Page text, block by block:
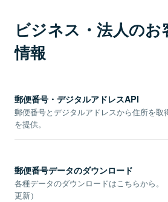
ビジネス・法人のお
情報
郵便番号・デジタルアドレスAPI
郵便番号とデジタルアドレスから住所を取
を提供。
郵便番号データのダウンロード
各種データのダウンロードはこちらから。
更新）